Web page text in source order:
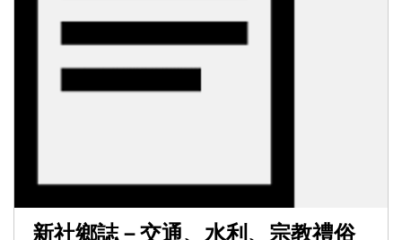
新社鄉誌－交通、水利、宗教禮俗